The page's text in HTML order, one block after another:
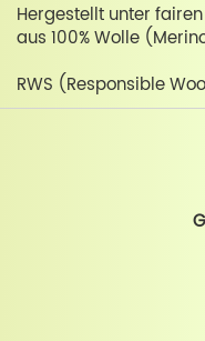
Hergestellt unter
aus 100% Wolle
RWS (Responsible